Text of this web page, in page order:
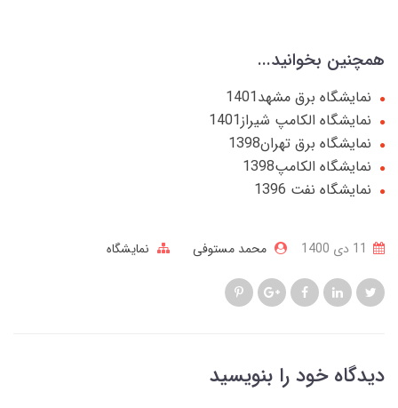
همچنین بخوانید...
نمایشگاه برق مشهد1401
نمایشگاه الکامپ شیراز1401
نمایشگاه برق تهران1398
نمایشگاه الکامپ1398
نمایشگاه نفت 1396
محمد مستوفی نمایشگاه
دیدگاه خود را بنویسید